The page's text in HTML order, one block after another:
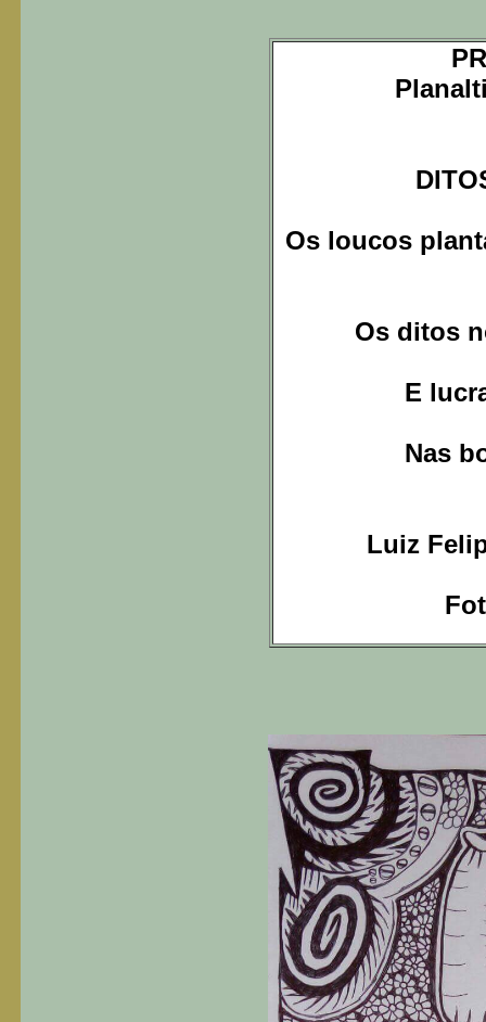
Os loucos
Os ditos
E
Nas
Luiz